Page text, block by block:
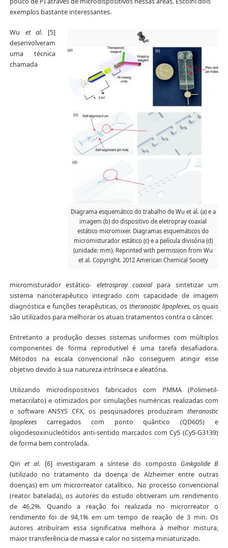
exemplos bastante interessantes.
Diagrama esquemático do trabalho de Wu et al. (a) e a
imagem (b) do dispositivo de eletropray coaxial
estático micromixer. Diagramas esquemáticos do
micromisturador estático (c) e a película divisória (d)
(unidade: mm). Reprinted with permission from Wu
et al. Copyright. 2012 American Chemical Society
Wu et al. [5]
desenvolveram
uma técnica
chamada
micromisturador estático- eletrospray coaxialpara sintetizar um
sistema nanoterapêutico integrado com capacidade de imagem
diagnóstica e funções terapêuticas, os theranostic lipoplexes, os quais
são utilizados para melhorar os atuais tratamentos contra o câncer.
Entretanto a produção desses sistemas uniformes com múltiplos
componentes de forma reprodutível é uma tarefa desafiadora.
Métodos na escala convencional não conseguem atingir esse
objetivo devido à sua natureza intrínseca e aleatória.
Utilizando microdispositivos fabricados com PMMA (Polimetil-
metacrilato) e otimizados por simulações numéricas realizadas com
o software ANSYS CFX, os pesquisadores produziramtheranostic
lipoplexescarregados com ponto quântico (QD605) e
oligodesoxinucleótidos anti-sentido marcados com Cy5 (Cy5-G3139)
de forma bem controlada.
Qinet al. [6] investigaram a síntese do composto Ginkgolide B
(utilizado no tratamento da doença de Alzheimer entre outras
doenças) em um microrreator catalítico. No processo convencional
(reator batelada), os autores do estudo obtiveram um rendimento
de 46,2%. Quando a reação foi realizada no microrreator o
rendimento foi de 94,1% em um tempo de reação de 3 min. Os
autores atribuíram essa significativa melhora à melhor mistura,
maior transferência de massa e calor no sistema miniaturizado.